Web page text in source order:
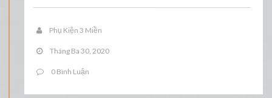
Phụ Kiện 3 Miền
Tháng Ba 30, 2020
0 Bình Luận